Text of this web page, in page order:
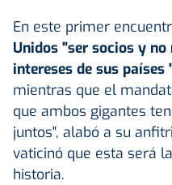
En este primer
Unidos "ser socios y
intereses de sus
mientras que el
que ambos gigantes
juntos", alabó a su
vaticinó que esta será
historia.